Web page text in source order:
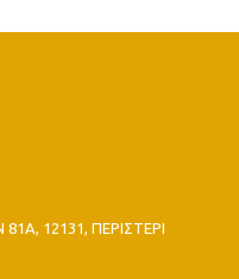
12131, ΠΕΡΙΣΤΕΡΙ